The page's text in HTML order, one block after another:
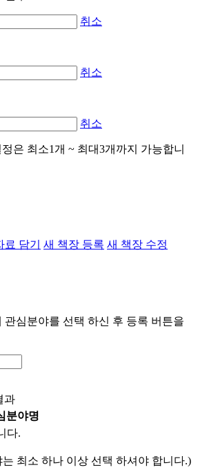
취소
취소
취소
은 최소1개 ~ 최대3개까지 가능합니
담기 새 책장 등록 새 책장 수정
관심분야를 선택 하신 후 등록 버튼을
과
분야명
다.
최소 하나 이상 선택 하셔야 합니다.)